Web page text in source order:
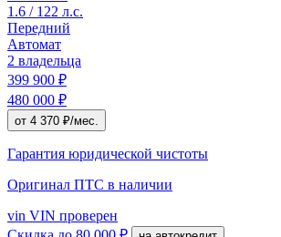
1.6 / 122 л.с.
Передний
Автомат
2 владельца
399 900 ₽
480 000 ₽
от 4 370 ₽/мес.
Гарантия юридической чистоты
Оригинал ПТС в наличии
vin VIN проверен